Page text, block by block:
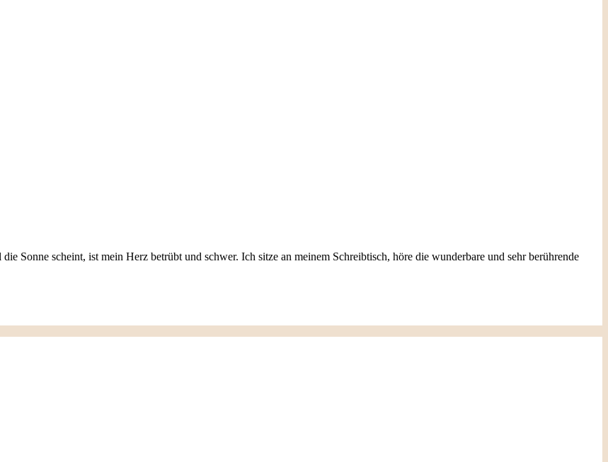
Sonne scheint, ist mein Herz betrübt und schwer. Ich sitze an meinem Schreibtisch, höre die wunderbare und sehr berührende